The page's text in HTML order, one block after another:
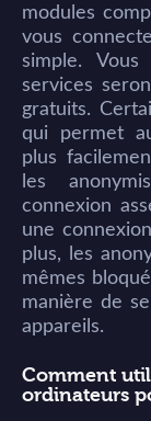
modules
vous
simple.
services
gratuits.
qui permet
plus
les
connexion
une
plus, les
mêmes
manière de
appareils.
Comment
ordinateurs